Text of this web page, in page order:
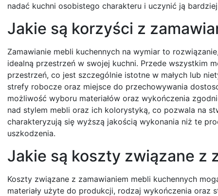
nadać kuchni osobistego charakteru i uczynić ją
Jakie są korzyści z
Zamawianie mebli kuchennych na wymiar to
idealną przestrzeń w swojej kuchni. Przede wszystkim
przestrzeń, co jest szczególnie istotne w małych lub
strefy robocze oraz miejsce do przechowywania
możliwość wyboru materiałów oraz wykończenia
nad stylem mebli oraz ich kolorystyką, co pozwala na
charakteryzują się wyższą jakością wykonania niż te
uszkodzenia.
Jakie są koszty związane z
Koszty związane z zamawianiem mebli kuchennych
materiały użyte do produkcji, rodzaj wykończenia oraz